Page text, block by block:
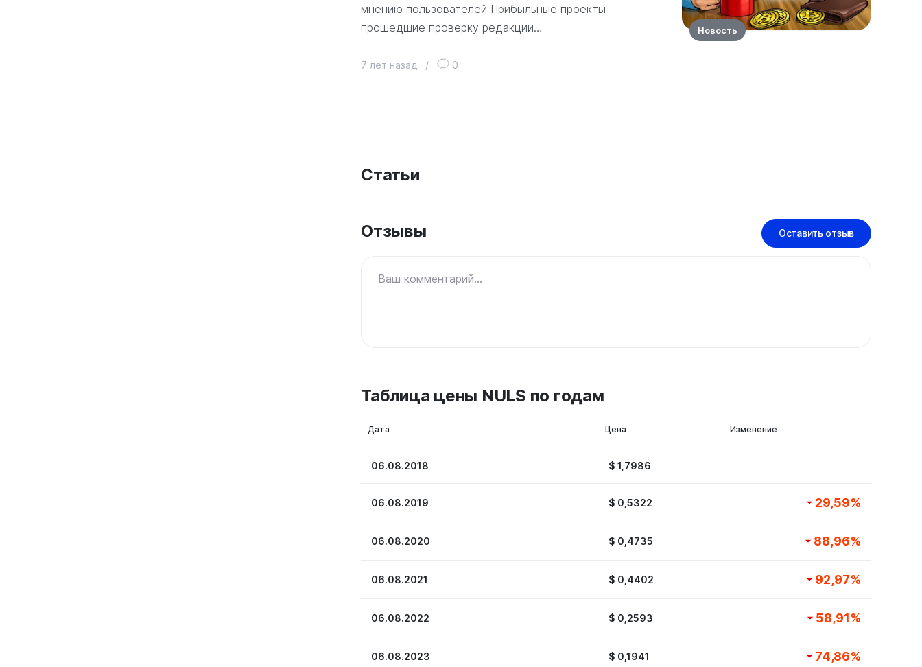
мнению пользователей Прибыльные проекты
прошедшие проверку редакции…
7 лет назад / 0
Новость
Статьи
Отзывы Оставить отзыв
Ваш комментарий...
Таблица цены NULS по годам
Дата Цена Изменение
06.08.2018 $ 1,7986
06.08.2019 $ 0,5322 29,59%
06.08.2020 $ 0,4735 88,96%
06.08.2021 $ 0,4402 92,97%
06.08.2022 $ 0,2593 58,91%
06.08.2023 $ 0,1941 74,86%